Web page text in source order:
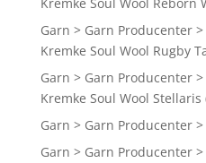
Kremke Soul Wool Reborn
Garn > Garn Producenter
Kremke Soul Wool Rugby
Garn > Garn Producenter
Kremke Soul Wool Stellaris
Garn > Garn Producenter
Garn > Garn Producenter